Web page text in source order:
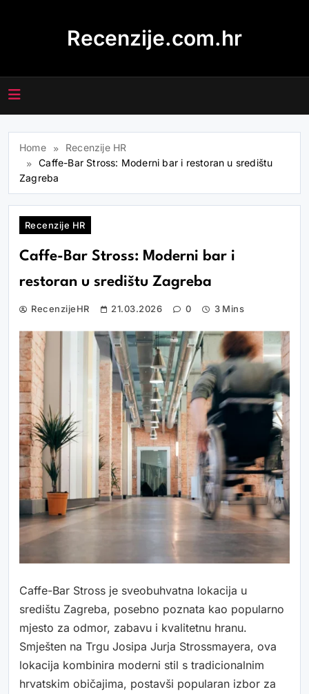
Recenzije.com.hr
Home
Recenzije HR
Caffe-Bar Stross: Moderni bar i restoran u središtu
Zagreba
Recenzije HR
Caffe-Bar Stross: Moderni bar i
restoran u središtu Zagreba
RecenzijeHR 21.03.2026 0 3 Mins
Caffe-Bar Stross je sveobuhvatna lokacija u
središtu Zagreba, posebno poznata kao popularno
mjesto za odmor, zabavu i kvalitetnu hranu.
Smješten na Trgu Josipa Jurja Strossmayera, ova
lokacija kombinira moderni stil s tradicionalnim
hrvatskim običajima, postavši popularan izbor za